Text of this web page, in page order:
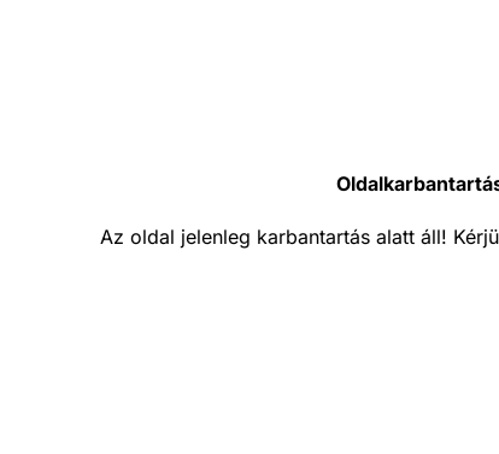
Az oldal jelenleg karbantartás alatt áll!